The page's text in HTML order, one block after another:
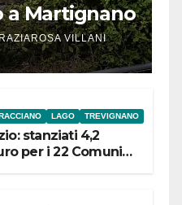
a Martignano
VILLANI
LAGO TREVIGNANO
stanziati 4,2
per i 22 Comuni